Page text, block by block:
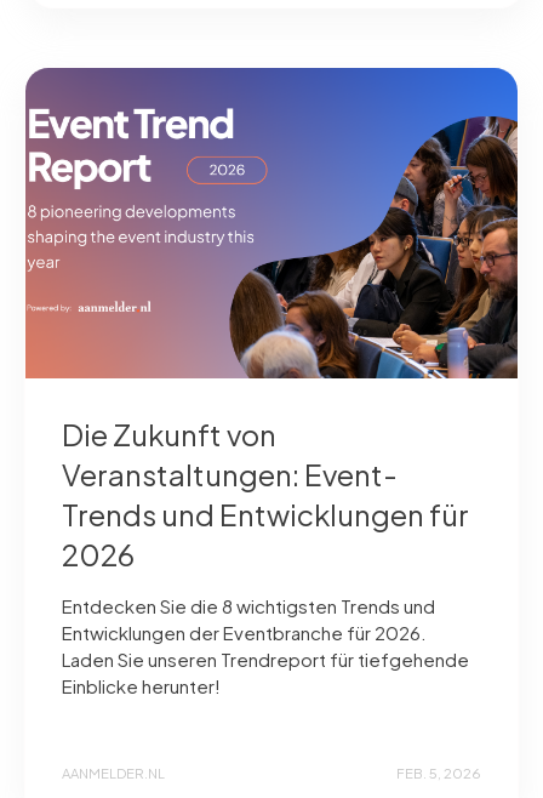
Die Zukunft von
Veranstaltungen: Event-
Trends und Entwicklungen für
2026
Entdecken Sie die 8 wichtigsten Trends und
Entwicklungen der Eventbranche für 2026.
Laden Sie unseren Trendreport für tiefgehende
Einblicke herunter!
AANMELDER.NL FEB. 5, 2026